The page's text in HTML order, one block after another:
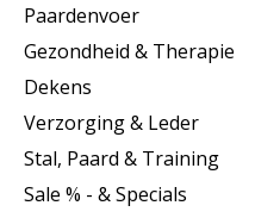
Paardenvoer
Gezondheid & Therapie
Dekens
Verzorging & Leder
Stal, Paard & Training
Sale % - & Specials